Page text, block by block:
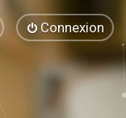
Connexion